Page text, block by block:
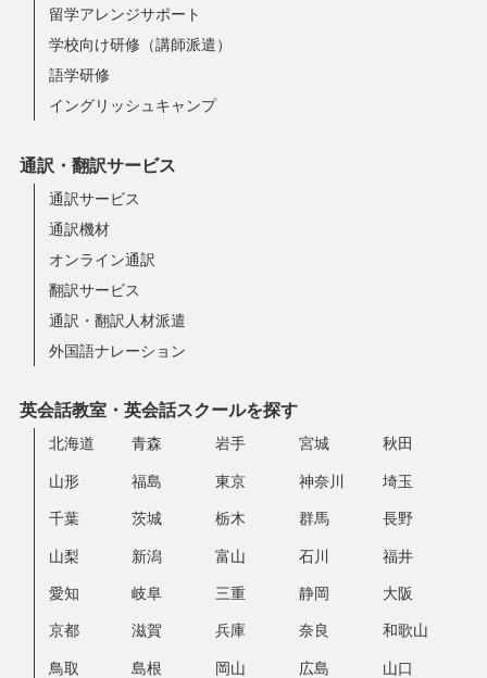
留学アレンジサポート
学校向け研修（講師派遣）
語学研修
イングリッシュキャンプ
通訳・翻訳サービス
通訳サービス
通訳機材
オンライン通訳
翻訳サービス
通訳・翻訳人材派遣
外国語ナレーション
英会話教室・英会話スクールを探す
北海道 青森 岩手 宮城 秋田
山形 福島 東京 神奈川 埼玉
千葉 茨城 栃木 群馬 長野
山梨 新潟 富山 石川 福井
愛知 岐阜 三重 静岡 大阪
京都 滋賀 兵庫 奈良 和歌山
鳥取 島根 岡山 広島 山口